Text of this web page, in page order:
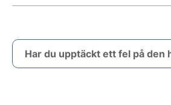
Har du upptäckt ett fel på den